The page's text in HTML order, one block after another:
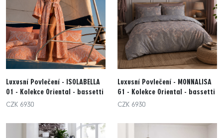
Luxusní Povlečení - ISOLABELLA
O1 - Kolekce Oriental - bassetti
CZK 6930
Luxusní Povlečení - MONNALISA
G1 - Kolekce Oriental - bassetti
CZK 6930